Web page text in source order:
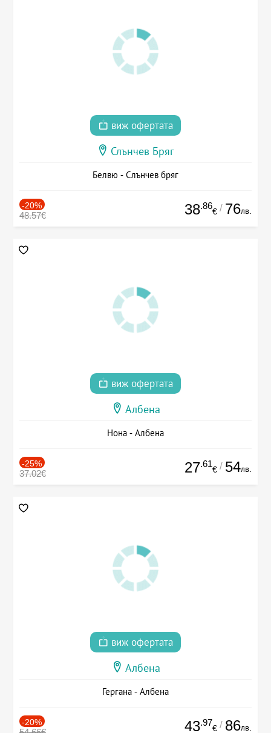
виж офертата
Слънчев Бряг
Белвю - Слънчев бряг
-20%
48.57€ 38.86
€ / 76лв.
виж офертата
Албена
Нона - Албена
-25%
37.02€ 27.61
€ / 54лв.
виж офертата
Албена
Гергана - Албена
-20% 43.97
€ / 86лв.